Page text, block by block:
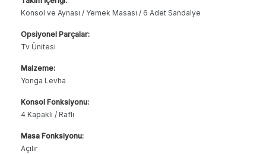
Konsol ve Aynası / Yemek Masası / 6 Adet Sandalye
Opsiyonel Parçalar:
Tv Ünitesi
Malzeme:
Yonga Levha
Konsol Fonksiyonu:
4 Kapaklı / Raflı
Masa Fonksiyonu:
Açılır